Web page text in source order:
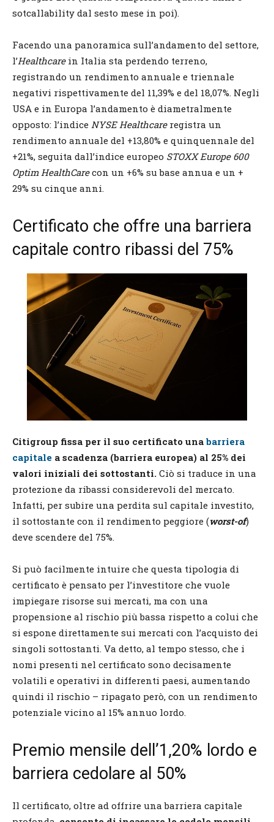
sotcallability dal sesto mese in poi).
Facendo una panoramica sull’andamento del settore,
l’Healthcarein Italia sta perdendo terreno,
registrando un rendimento annuale e triennale
negativi rispettivamente del 11,39% e del 18,07%. Negli
USA e in Europa l’andamento è diametralmente
opposto: l’indice NYSE Healthcareregistra un
rendimento annuale del +13,80% e quinquennale del
+21%, seguita dall’indice europeo STOXX Europe 600
Optim HealthCarecon un +6% su base annua e un +
29% su cinque anni.
Certificato che offre una barriera
capitale contro ribassi del 75%
Citigroup fissa per il suo certificato unabarriera
capitale a scadenza (barriera europea) al 25% dei
valori iniziali dei sottostanti. Ciò si traduce in una
protezione da ribassi considerevoli del mercato.
Infatti, per subire una perdita sul capitale investito,
il sottostante con il rendimento peggiore (worst-of)
deve scendere del 75%.
Si può facilmente intuire che questa tipologia di
certificato è pensato per l’investitore che vuole
impiegare risorse sui mercati, ma con una
propensione al rischio più bassa rispetto a colui che
si espone direttamente sui mercati con l’acquisto dei
singoli sottostanti. Va detto, al tempo stesso, che i
nomi presenti nel certificato sono decisamente
volatili e operativi in differenti paesi, aumentando
quindi il rischio – ripagato però, con un rendimento
potenziale vicino al 15% annuo lordo.
Premio mensile dell’1,20% lordo e
barriera cedolare al 50%
Il certificato, oltre ad offrire una barriera capitale